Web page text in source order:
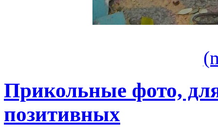
Прикольные фото,
позитивных